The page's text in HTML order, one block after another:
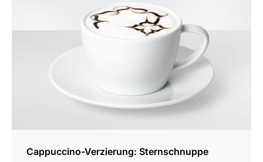
Cappuccino-Verzierung: Sternschnuppe